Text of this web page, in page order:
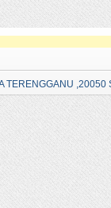
TERENGGANU